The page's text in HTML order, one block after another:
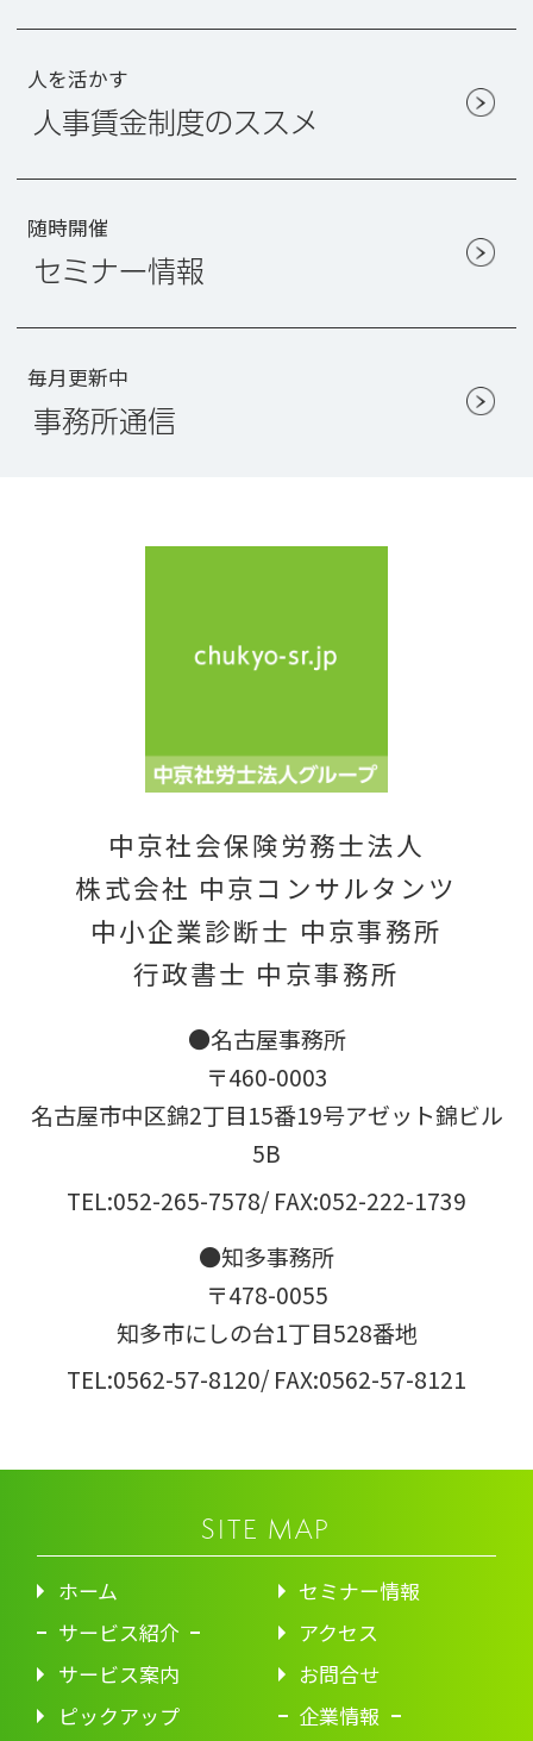
人を活かす
人事賃金制度のススメ
随時開催
セミナー情報
毎月更新中
事務所通信
中京社会保険労務士法人
株式会社 中京コンサルタンツ
中小企業診断士 中京事務所
行政書士 中京事務所
●名古屋事務所
〒460-0003
名古屋市中区錦2丁目15番19号アゼット錦ビル
5B
TEL:052-265-7578/ FAX:052-222-1739
●知多事務所
〒478-0055
知多市にしの台1丁目528番地
TEL:0562-57-8120/ FAX:0562-57-8121
SITE MAP
ホーム
サービス紹介
サービス案内
ピックアップ
セミナー情報
アクセス
お問合せ
企業情報